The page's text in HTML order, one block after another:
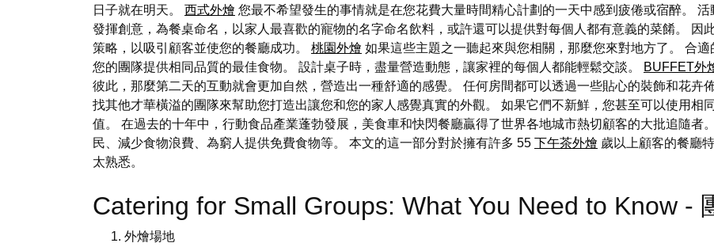
日子就在明天。 西式外燴 您最不希望發生的事情就是在您花費大量時間精心計劃的一天中感到疲倦或宿醉。 活
發揮創意，為餐桌命名，以家人最喜歡的寵物的名字命名飲料，或許還可以提供對每個人都有意義的菜餚。 因
策略，以吸引顧客並使您的餐廳成功。 桃園外燴 如果這些主題之一聽起來與您相關，那麼您來對地方了。 合
您的團隊提供相同品質的最佳食物。 設計桌子時，盡量營造動態，讓家裡的每個人都能輕鬆交談。
BUFFET外
彼此，那麼第二天的互動就會更加自然，營造出一種舒適的感覺。 任何房間都可以透過一些貼心的裝飾和花卉
找其他才華橫溢的團隊來幫助您打造出讓您和您的家人感覺真實的外觀。 如果它們不新鮮，您甚至可以使用相
值。 在過去的十年中，行動食品產業蓬勃發展，美食車和快閃餐廳贏得了世界各地城市熱切顧客的大批追隨者
民、減少食物浪費、為窮人提供免費食物等。 本文的這一部分對於擁有許多 55 下午茶外燴 歲以上顧客的餐廳
太熟悉。
Catering for Small Groups: What You Need to Know -
外燴場地